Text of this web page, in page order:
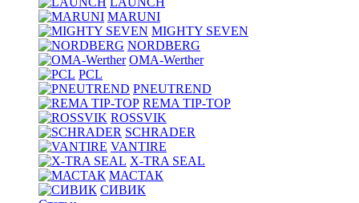
MARUNI
MIGHTY SEVEN
NORDBERG
OMA-Werther
PCL
PNEUTREND
REMA TIP-TOP
ROSSVIK
SCHRADER
VANTIRE
X-TRA SEAL
МАСТАК
СИВИК